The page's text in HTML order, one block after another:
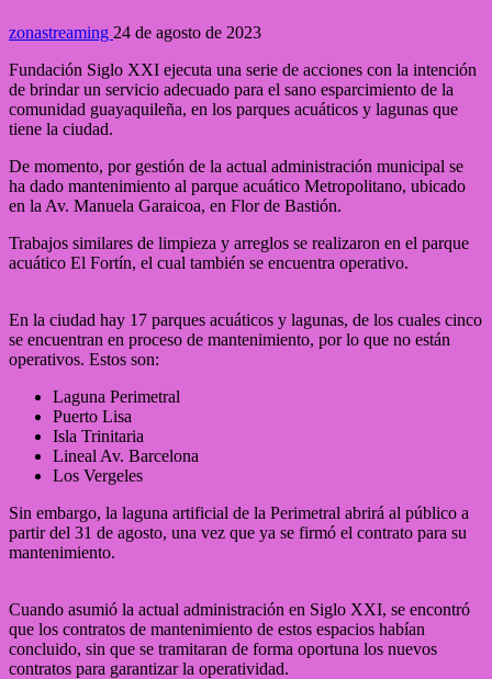
zonastreaming 24 de agosto de 2023
Fundación Siglo XXI ejecuta una serie de acciones con la intención
de brindar un servicio adecuado para el sano esparcimiento de la
comunidad guayaquileña, en los parques acuáticos y lagunas que
tiene la ciudad.
De momento, por gestión de la actual administración municipal se
ha dado mantenimiento al parque acuático Metropolitano, ubicado
en la Av. Manuela Garaicoa, en Flor de Bastión.
Trabajos similares de limpieza y arreglos se realizaron en el parque
acuático El Fortín, el cual también se encuentra operativo.
En la ciudad hay 17 parques acuáticos y lagunas, de los cuales cinco
se encuentran en proceso de mantenimiento, por lo que no están
operativos. Estos son:
Laguna Perimetral
Puerto Lisa
Isla Trinitaria
Lineal Av. Barcelona
Los Vergeles
Sin embargo, la laguna artificial de la Perimetral abrirá al público a
partir del 31 de agosto, una vez que ya se firmó el contrato para su
mantenimiento.
Cuando asumió la actual administración en Siglo XXI, se encontró
que los contratos de mantenimiento de estos espacios habían
concluido, sin que se tramitaran de forma oportuna los nuevos
contratos para garantizar la operatividad.